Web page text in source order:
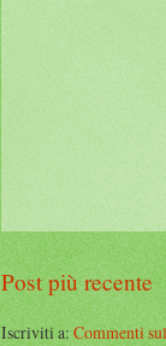
Post più recente
Iscriviti a:Commenti